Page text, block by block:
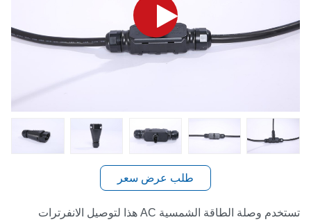
طلب عرض سعر
تستخدم وصلة الطاقة الشمسية AC هذا لتوصيل الانفرترات